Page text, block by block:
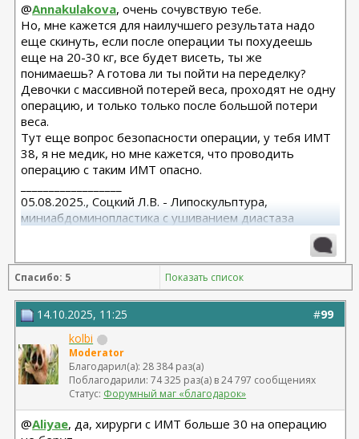
@Annakulakova, очень сочувствую тебе.
Но, мне кажется для наилучшего результата надо
еще скинуть, если после операции ты похудеешь
еще на 20-30 кг, все будет висеть, ты же
понимаешь? А готова ли ты пойти на переделку?
Девочки с массивной потерей веса, проходят не одну
операцию, и только только после большой потери
веса.
Тут еще вопрос безопасности операции, у тебя ИМТ
38, я не медик, но мне кажется, что проводить
операцию с таким ИМТ опасно.
05.08.2025., Соцкий Л.В. - Липоскульптура,
миниабдоминопластика с ушиванием диастаза
Спасибо: 5 Показать список
#99
14.10.2025, 11:25
kolbi
Moderator
Благодарил(а): 28 384 раз(а)
Поблагодарили: 74 325 раз(а) в 24 797 сообщениях
Статус: Форумный маг «благодарок»
@Aliyae, да, хирурги с ИМТ больше 30 на операцию